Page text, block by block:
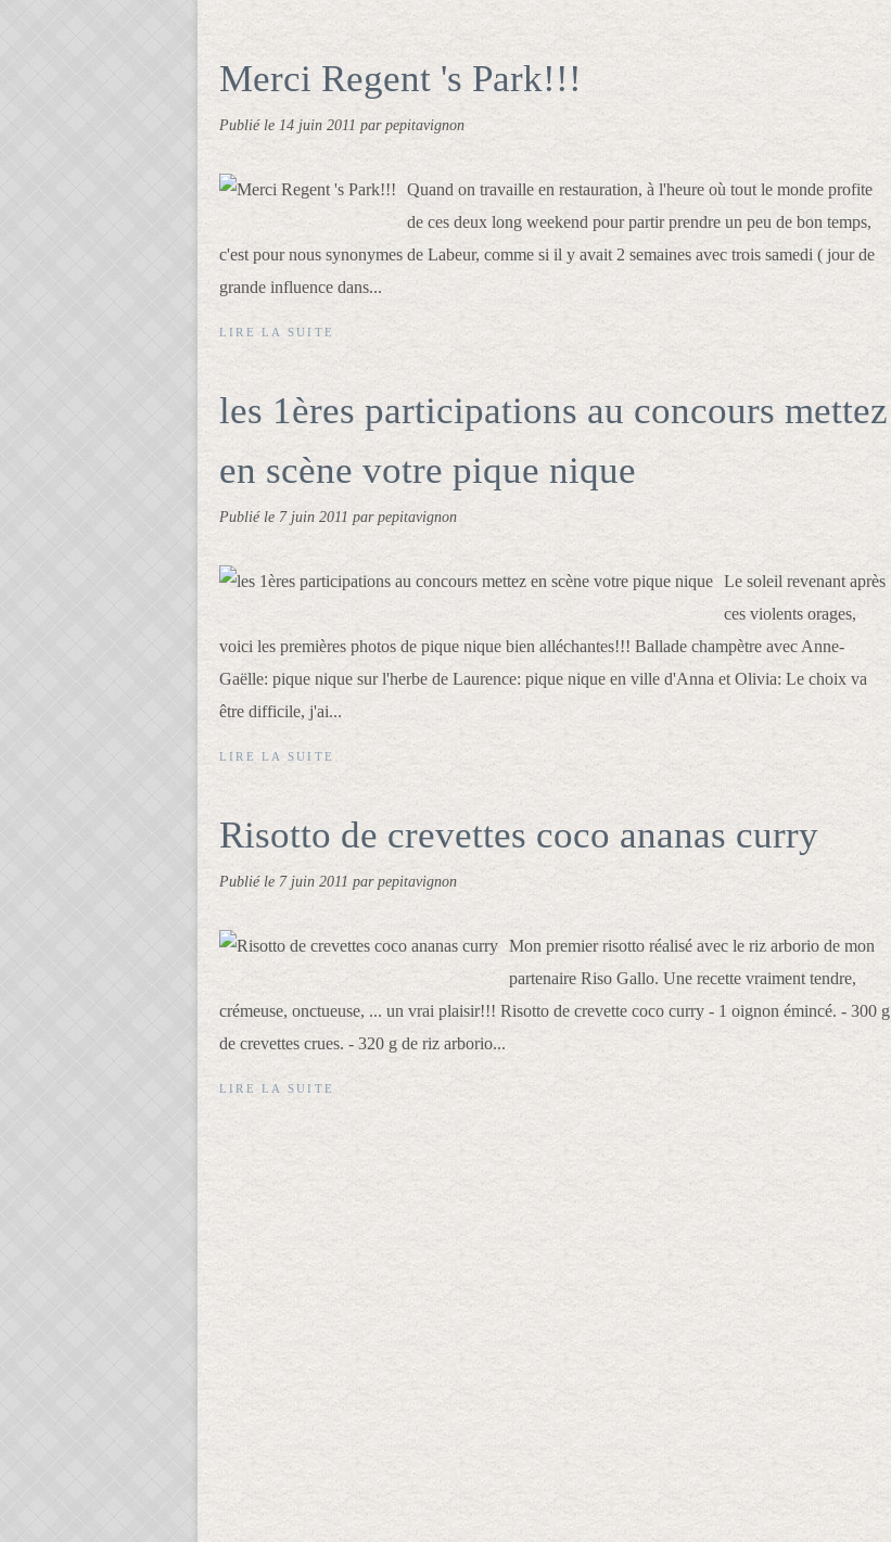
Merci Regent 's Park!!!
Publié le 14 juin 2011 par pepitavignon
Quand on travaille en restauration, à l'heure où tout le monde profite
de ces deux long weekend pour partir prendre un peu de bon temps,
c'est pour nous synonymes de Labeur, comme si il y avait 2 semaines avec trois samedi ( jour de
grande influence dans...
LIRE LA SUITE
les 1ères participations au concours mettez
en scène votre pique nique
Publié le 7 juin 2011 par pepitavignon
Le soleil revenant après
ces violents orages,
voici les premières photos de pique nique bien alléchantes!!! Ballade champètre avec Anne-
Gaëlle: pique nique sur l'herbe de Laurence: pique nique en ville d'Anna et Olivia: Le choix va
être difficile, j'ai...
LIRE LA SUITE
Risotto de crevettes coco ananas curry
Publié le 7 juin 2011 par pepitavignon
Mon premier risotto réalisé avec le riz arborio de mon
partenaire Riso Gallo. Une recette vraiment tendre,
crémeuse, onctueuse, ... un vrai plaisir!!! Risotto de crevette coco curry - 1 oignon émincé. - 300 g
de crevettes crues. - 320 g de riz arborio...
LIRE LA SUITE